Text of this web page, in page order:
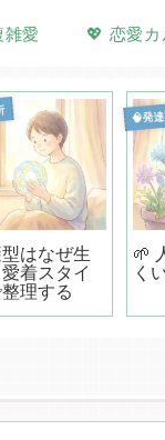
愛 💖 恋愛カ
はなぜ生
着スタイ
理する
🧠発
🌱
く